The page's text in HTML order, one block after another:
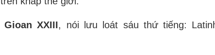
XXIII, nói lưu loát sáu thứ tiếng: